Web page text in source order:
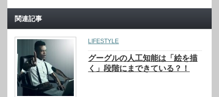
関連記事
LIFESTYLE
グーグルの人工知能は「絵を描
く」段階にまできている？！